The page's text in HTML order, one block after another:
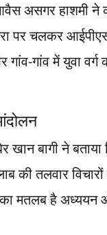
असगर हाशमी ने
पर चलकर आईपीएस
गांव-गांव में युवा
खान बागी ने
की तलवार
मतलब है